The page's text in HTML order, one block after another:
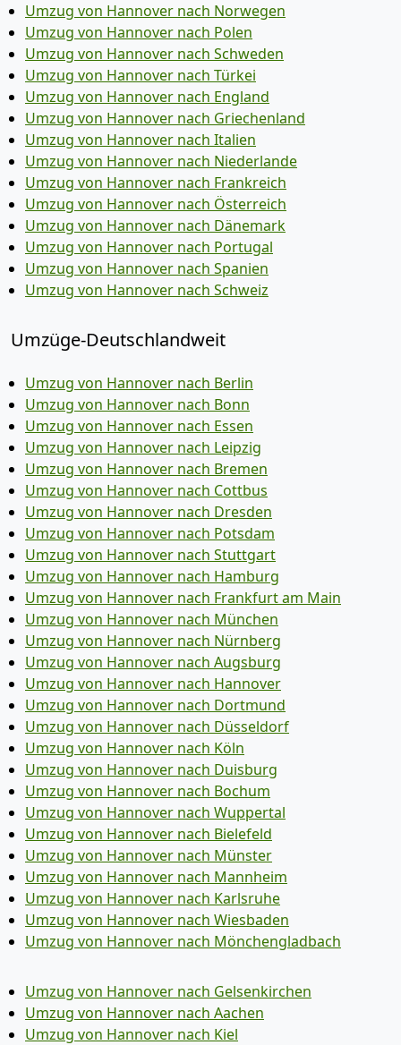
Umzug von Hannover nach Norwegen
Umzug von Hannover nach Polen
Umzug von Hannover nach Schweden
Umzug von Hannover nach Türkei
Umzug von Hannover nach England
Umzug von Hannover nach Griechenland
Umzug von Hannover nach Italien
Umzug von Hannover nach Niederlande
Umzug von Hannover nach Frankreich
Umzug von Hannover nach Österreich
Umzug von Hannover nach Dänemark
Umzug von Hannover nach Portugal
Umzug von Hannover nach Spanien
Umzug von Hannover nach Schweiz
Umzüge-Deutschlandweit
Umzug von Hannover nach Berlin
Umzug von Hannover nach Bonn
Umzug von Hannover nach Essen
Umzug von Hannover nach Leipzig
Umzug von Hannover nach Bremen
Umzug von Hannover nach Cottbus
Umzug von Hannover nach Dresden
Umzug von Hannover nach Potsdam
Umzug von Hannover nach Stuttgart
Umzug von Hannover nach Hamburg
Umzug von Hannover nach Frankfurt am Main
Umzug von Hannover nach München
Umzug von Hannover nach Nürnberg
Umzug von Hannover nach Augsburg
Umzug von Hannover nach Hannover
Umzug von Hannover nach Dortmund
Umzug von Hannover nach Düsseldorf
Umzug von Hannover nach Köln
Umzug von Hannover nach Duisburg
Umzug von Hannover nach Bochum
Umzug von Hannover nach Wuppertal
Umzug von Hannover nach Bielefeld
Umzug von Hannover nach Münster
Umzug von Hannover nach Mannheim
Umzug von Hannover nach Karlsruhe
Umzug von Hannover nach Wiesbaden
Umzug von Hannover nach Mönchen­gladbach
Umzug von Hannover nach Gelsenkirchen
Umzug von Hannover nach Aachen
Umzug von Hannover nach Kiel